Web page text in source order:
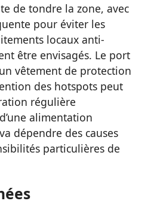
de tondre la zone, avec
pour éviter les
locaux anti-
être envisagés. Le port
vêtement de protection
des hotspots peut
régulière
alimentation
dépendre des causes
particulières de